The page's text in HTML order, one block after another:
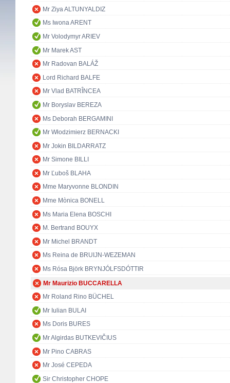
Mr Ziya ALTUNYALDIZ
Ms Iwona ARENT
Mr Volodymyr ARIEV
Mr Marek AST
Mr Radovan BALÁŽ
Lord Richard BALFE
Mr Vlad BATRÎNCEA
Mr Boryslav BEREZA
Ms Deborah BERGAMINI
Mr Włodzimierz BERNACKI
Mr Jokin BILDARRATZ
Mr Simone BILLI
Mr Ľuboš BLAHA
Mme Maryvonne BLONDIN
Mme Mònica BONELL
Ms Maria Elena BOSCHI
M. Bertrand BOUYX
Mr Michel BRANDT
Ms Reina de BRUIJN-WEZEMAN
Ms Rósa Björk BRYNJÓLFSDÓTTIR
Mr Maurizio BUCCARELLA
Mr Roland Rino BÜCHEL
Mr Iulian BULAI
Ms Doris BURES
Mr Algirdas BUTKEVIČIUS
Mr Pino CABRAS
Mr José CEPEDA
Sir Christopher CHOPE